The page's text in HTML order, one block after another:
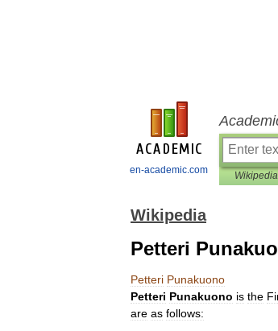
en-academic.com Wikipedia
Wikipedia
Petteri
Petteri Punakuono
Petteri Punakuono is the
are as follows: